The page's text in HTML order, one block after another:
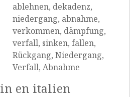
ablehnen, dekadenz,
niedergang, abnahme,
verkommen, dämpfung,
verfall, sinken, fallen,
Rückgang, Niedergang,
Verfall, Abnahme
en italien